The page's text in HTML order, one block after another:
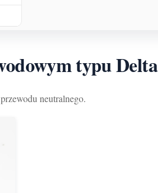
typu Delta
neutralnego.